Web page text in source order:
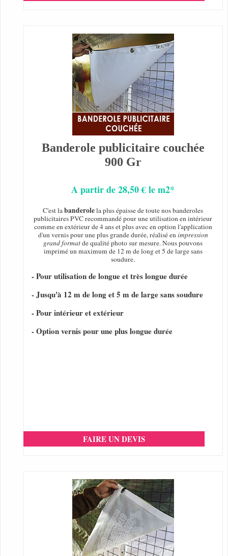
Banderole publicitaire couchée
900 Gr
A partir de 28,50 € le m2*
C'est labanderolela plus épaisse de toute nos banderoles
publicitaires PVC recommandé pour une utilisation en intérieur
comme en extérieur de 4 ans et plus avec en option l'application
d'un vernis pour une plus grande durée, réalisé enimpression
grand formatde qualité photo sur mesure. Nous pouvons
imprimé un maximum de 12 m de long et 5 de large sans
soudure.
- Pour utilisation de longue et très longue durée
- Jusqu'à 12 m de long et 5 m de large sans soudure
- Pour intérieur et extérieur
- Option vernis pour une plus longue durée
FAIRE UN DEVIS